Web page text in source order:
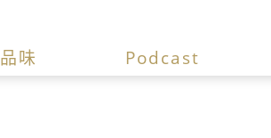
品味 Podcast